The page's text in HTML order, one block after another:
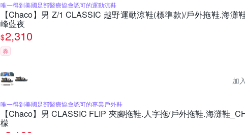
唯一得到美國足部醫療協會認可的運動涼鞋
【Chaco】男 Z/1 CLASSIC 越野運動涼鞋(標準款)/戶外拖鞋.海灘
峰藍夜
$2,310
券
加
唯一得到美國足部醫療協會認可的專業戶外鞋
【Chaco】男 CLASSIC FLIP 夾腳拖鞋.人字拖/戶外拖鞋.海灘鞋
檬